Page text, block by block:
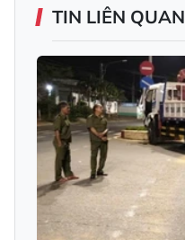
TIN LIÊN QUAN